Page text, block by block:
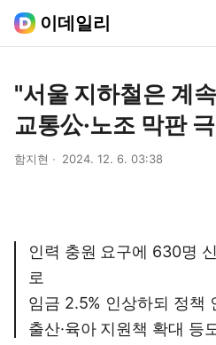
이데일리
"서울 지하철은 계
교통公·노조 막판
함지현 2024. 12. 6. 03:38
인력 충원 요구에 630명
로
임금 2.5% 인상하되 정책
출산·육아 지원책 확대 등